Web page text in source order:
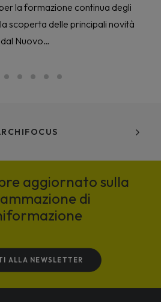
la formazione continua degli
scoperta delle principali novità
Nuovo…
aggiornato sulla
di
ALLA NEWSLETTER